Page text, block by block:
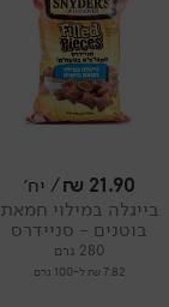
21.90
₪/ יח׳
בייגלה במילוי חמאת
בוטנים - סניידרס
280 גרם
7.82 ₪ ל-100 גרם